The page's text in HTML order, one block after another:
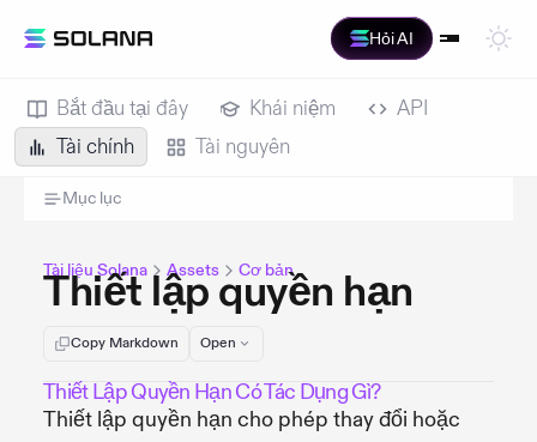
Hỏi AI
Bắt đầu tại đây Khái niệm
API
Tài chính
Tài nguyên
Mục lục
Tài liệu Solana Assets Cơ bản
Thiết lập quyền hạn
Copy Markdown Open
Thiết Lập Quyền Hạn Có Tác Dụng Gì?
Thiết lập quyền hạn cho phép thay đổi hoặc